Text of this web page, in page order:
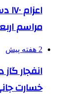
مراسم
2 هفته پیش
انفجار
خسارت